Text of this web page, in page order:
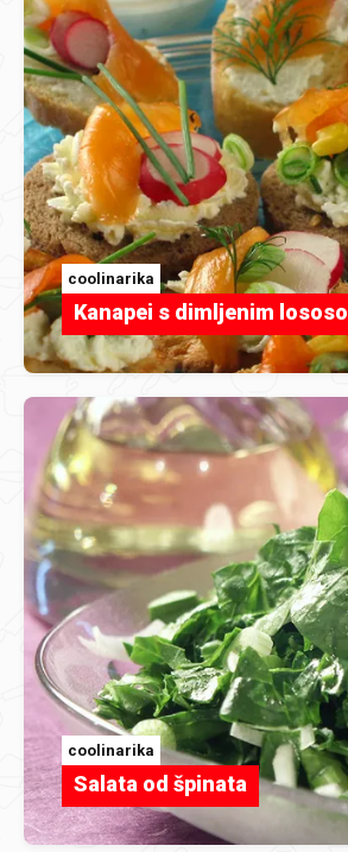
coolinarika
Kanapei s dimljenim
coolinarika
Salata od špinata